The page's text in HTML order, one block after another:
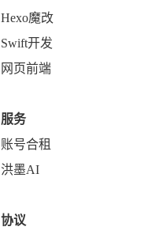
Hexo魔改
Swift开发
网页前端
服务
账号合租
洪墨AI
协议